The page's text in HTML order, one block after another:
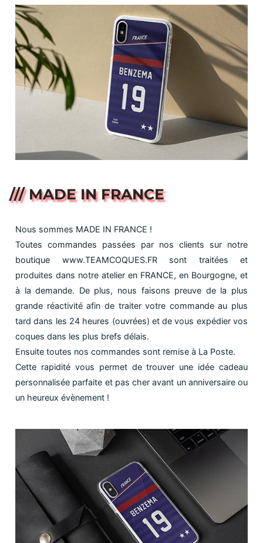
/// MADE IN FRANCE
Nous sommes MADE IN FRANCE !
Toutes commandes passées par nos clients sur notre
boutique www.TEAMCOQUES.FR sont traitées et
produites dans notre atelier en FRANCE, en Bourgogne, et
à la demande. De plus, nous faisons preuve de la plus
grande réactivité afin de traiter votre commande au plus
tard dans les 24 heures (ouvrées) et de vous expédier vos
coques dans les plus brefs délais.
Ensuite toutes nos commandes sont remise à La Poste.
Cette rapidité vous permet de trouver une idée cadeau
personnalisée parfaite et pas cher avant un anniversaire ou
un heureux évènement !